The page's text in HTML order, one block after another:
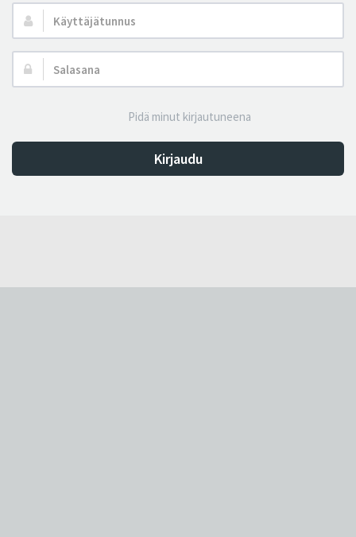
Käyttäjätunnus:
Salasana:
Pidä minut kirjautuneena
Kirjaudu